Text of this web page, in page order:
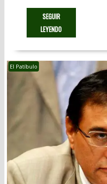
SEGUIR
LEYENDO
El Patíbulo